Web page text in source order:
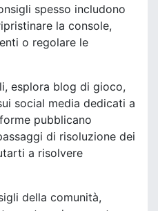
spesso includono
la console,
o regolare le
esplora blog di gioco,
social media dedicati a
pubblicano
di risoluzione dei
a risolvere
della comunità,